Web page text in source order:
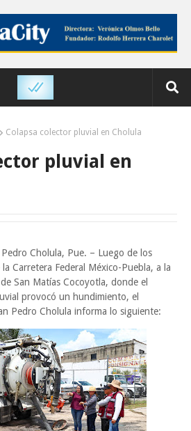
Colapsa colector pluvial en Cholula
pluvial en
Cholula, Pue. – Luego de los
Carretera Federal México-Puebla, a la
San Matías Cocoyotla, donde el
provocó un hundimiento, el
Pedro Cholula informa lo siguiente: